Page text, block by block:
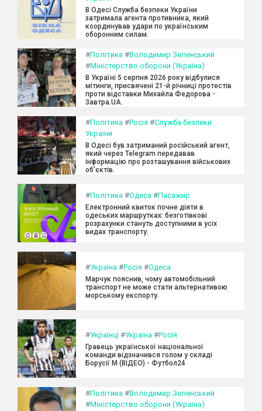
В Одесі Служба безпеки України
затримала агента противника, який
координував удари по українським
оборонним силам.
#Політика #Володимир Зеленський
#Міністерство оборони (Україна)
В Україні 5 серпня 2026 року відбулися
мітинги, присвячені 21-й річниці протестів
проти відставки Михайла Федорова -
Завтра.UA.
#Політика #Росія #Служба безпеки
України
В Одесі був затриманий російський агент,
який через Telegram передавав
інформацію про розташування військових
об'єктів.
#Політика #Одеса #Пасажир
Електронний квиток почне діяти в
одеських маршрутках: безготівкові
розрахунки стануть доступними в усіх
видах транспорту.
#Україна #Росія #Одеса
Марчук пояснив, чому автомобільний
транспорт не може стати альтернативою
морському експорту.
#Українці #Україна #Росія
Гравець української національної
команди відзначився голом у складі
Борусії М (ВІДЕО) - Футбол24
#Політика #Володимир Зеленський
#Міністерство оборони (Україна)